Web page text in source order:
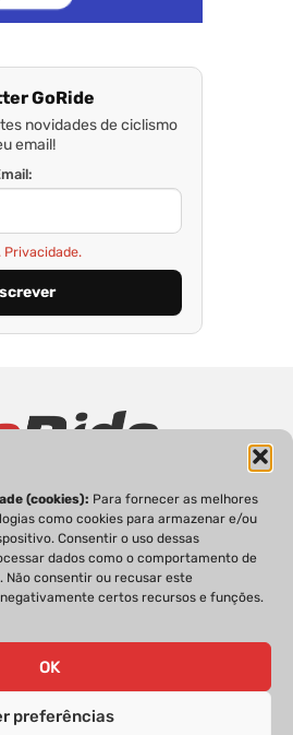
(cookies): Para fornecer as melhores
como cookies para armazenar e/ou
Consentir o uso dessas
dados como o comportamento de
Não consentir ou recusar este
certos recursos e funções.
OK
preferências
GoRide
novidades de ciclismo
email!
Privacidade.
TÉCNICA
ESTATUTO EDITORIAL
COOKIES
CONTACTOS
os direitos reservados.